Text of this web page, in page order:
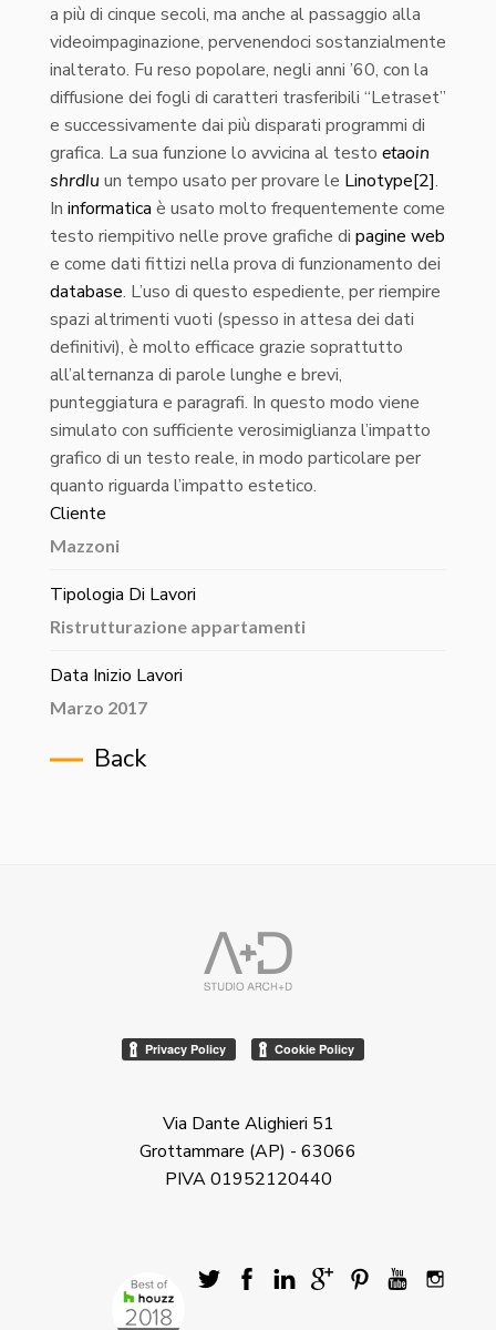
a più di cinque secoli, ma anche al passaggio alla
videoimpaginazione, pervenendoci sostanzialmente
inalterato. Fu reso popolare, negli anni ’60, con la
diffusione dei fogli di caratteri trasferibili “Letraset”
e successivamente dai più disparati programmi di
grafica. La sua funzione lo avvicina al testo etaoin
shrdlu un tempo usato per provare le Linotype[2].
In informatica è usato molto frequentemente come
testo riempitivo nelle prove grafiche di pagine web
e come dati fittizi nella prova di funzionamento dei
database. L’uso di questo espediente, per riempire
spazi altrimenti vuoti (spesso in attesa dei dati
definitivi), è molto efficace grazie soprattutto
all’alternanza di parole lunghe e brevi,
punteggiatura e paragrafi. In questo modo viene
simulato con sufficiente verosimiglianza l’impatto
grafico di un testo reale, in modo particolare per
quanto riguarda l’impatto estetico.
Cliente
Mazzoni
Tipologia Di Lavori
Ristrutturazione appartamenti
Data Inizio Lavori
Marzo 2017
Back
Via Dante Alighieri 51
Grottammare (AP) - 63066
PIVA 01952120440